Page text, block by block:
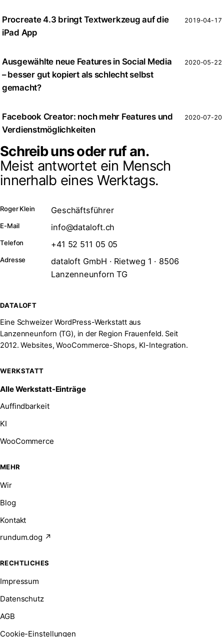
Procreate 4.3 bringt Textwerkzeug auf die
iPad App
2019-04-17
Ausgewählte neue Features in Social Media
– besser gut kopiert als schlecht selbst
gemacht?
2020-05-22
Facebook Creator: noch mehr Features und
Verdienstmöglichkeiten
2020-07-20
Schreib uns oder ruf an.
Meist antwortet ein Mensch
innerhalb eines Werktags.
Roger Klein Geschäftsführer
E-Mail info@dataloft.ch
Telefon +41 52 511 05 05
Adresse
dataloft GmbH · Rietweg 1 · 8506
Lanzenneunforn TG
DATALOFT
Eine Schweizer WordPress-Werkstatt aus
Lanzenneunforn (TG), in der Region Frauenfeld. Seit
2012. Websites, WooCommerce-Shops, KI-Integration.
WERKSTATT
Alle Werkstatt-Einträge
Auffindbarkeit
KI
WooCommerce
MEHR
Wir
Blog
Kontakt
rundum.dog ↗
RECHTLICHES
Impressum
Datenschutz
AGB
Cookie-Einstellungen